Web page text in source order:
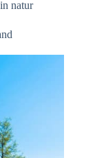
natur